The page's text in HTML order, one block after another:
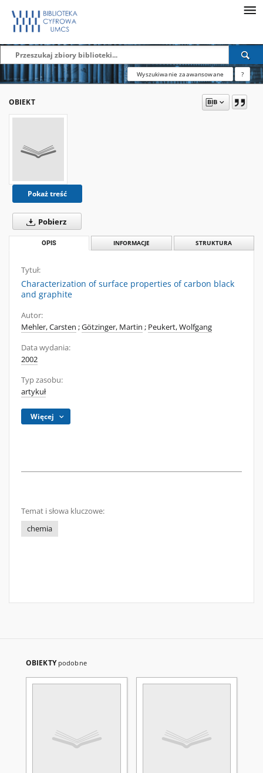
Wyszukiwanie zaawansowane ?
OBIEKT
Pokaż treść
Pobierz
OPIS INFORMACJE STRUKTURA
Tytuł:
Characterization of surface properties of carbon black
and graphite
Autor:
Mehler, Carsten ;Götzinger, Martin ; Peukert, Wolfgang
Data wydania:
2002
Typ zasobu:
artykuł
Więcej
Temat i słowa kluczowe:
chemia
OBIEKTY podobne